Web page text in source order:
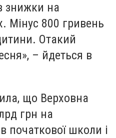
знижки на
Мінус 800 гривень
Отакий
– йдеться в
що Верховна
грн на
початкової школи і